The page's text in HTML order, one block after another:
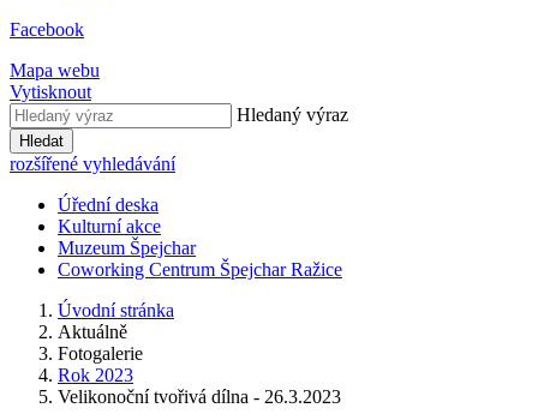
Facebook
Mapa webu
Vytisknout
Hledaný výraz
Hledat
rozšířené vyhledávání
Úřední deska
Kulturní akce
Muzeum Špejchar
Coworking Centrum Špejchar Ražice
Úvodní stránka
Aktuálně
Fotogalerie
Rok 2023
Velikonoční tvořivá dílna - 26.3.2023